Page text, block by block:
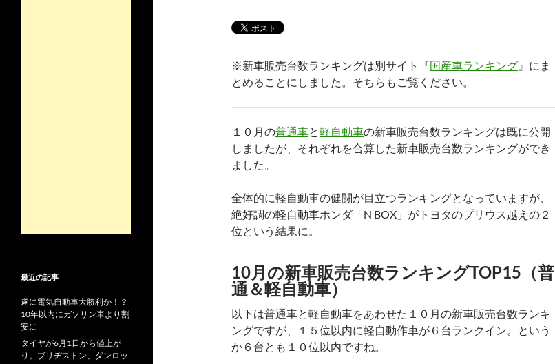
※新車販売台数ランキングは別サイト『国産車ランキング 』にま
とめることにしました。そちらもご覧ください。
１０月の普通車と軽自動車の新車販売台数ランキングは既に公開
しましたが、それぞれを合算した新車販売台数ランキングができ
ました。
全体的に軽自動車の健闘が目立つランキングとなっていますが、
絶好調の軽自動車ホンダ「N BOX」がトヨタのプリウス越えの２
位という結果に。
10月の新車販売台数ランキングTOP15（普
通＆軽自動車）
以下は普通車と軽自動車をあわせた１０月の新車販売台数ランキ
ングですが、１５位以内に軽自動作車が６台ランクイン。という
か６台とも１０位以内ですね。
最近の記事
遂に電気自動車大勝利か！？
10年以内にガソリン車より割
安に
タイヤが6月1日から値上が
り。ブリヂストン、ダンロッ